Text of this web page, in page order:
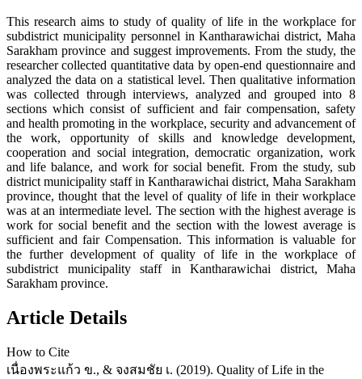
This research aims to study of quality of life in the workplace for
subdistrict municipality personnel in Kantharawichai district, Maha
Sarakham province and suggest improvements. From the study, the
researcher collected quantitative data by open-end questionnaire and
analyzed the data on a statistical level. Then qualitative information
was collected through interviews, analyzed and grouped into 8
sections which consist of sufficient and fair compensation, safety
and health promoting in the workplace, security and advancement of
the work, opportunity of skills and knowledge development,
cooperation and social integration, democratic organization, work
and life balance, and work for social benefit. From the study, sub
district municipality staff in Kantharawichai district, Maha Sarakham
province, thought that the level of quality of life in their workplace
was at an intermediate level. The section with the highest average is
work for social benefit and the section with the lowest average is
sufficient and fair Compensation. This information is valuable for
the further development of quality of life in the workplace of
subdistrict municipality staff in Kantharawichai district, Maha
Sarakham province.
Article Details
How to Cite
เนื่องพระแก้ว ข., & จงสมชัย เ. (2019). Quality of Life in the